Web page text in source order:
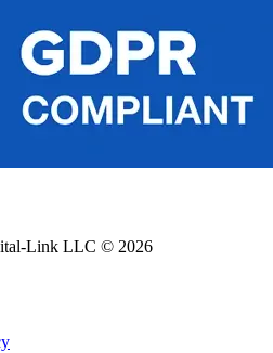
Link LLC © 2026